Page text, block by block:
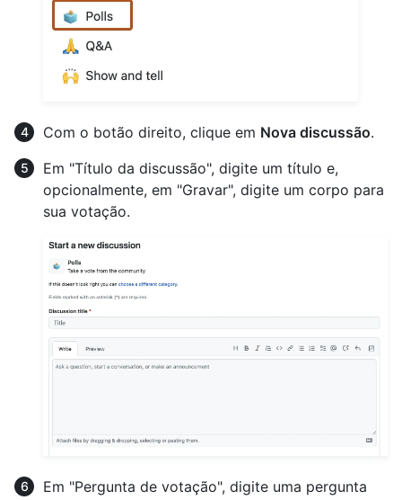
Com o botão direito, clique em Nova discussão.
Em "Título da discussão", digite um título e,
opcionalmente, em "Gravar", digite um corpo para
sua votação.
Em "Pergunta de votação", digite uma pergunta